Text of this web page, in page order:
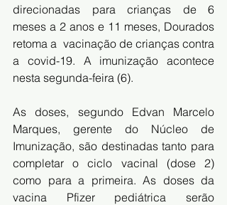
direcionadas para crianças de 6
meses a 2 anos e 11 meses, Dourados
retoma a vacinação de crianças contra
a covid-19. A imunização acontece
nesta segunda-feira (6).
As doses, segundo Edvan Marcelo
Marques, gerente do Núcleo de
Imunização, são destinadas tanto para
completar o ciclo vacinal (dose 2)
como para a primeira. As doses da
vacina Pfizer pediátrica serão